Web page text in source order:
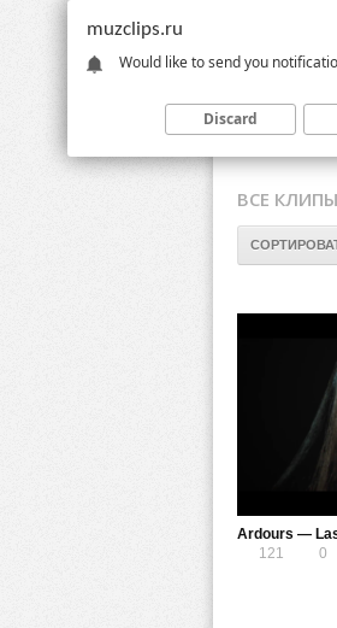
Новинки
ВСЕ КЛИПЫ
Ardours —
121
0
muzclips.ru
Would like to send you
Discard